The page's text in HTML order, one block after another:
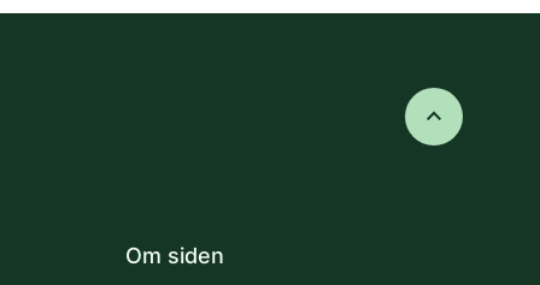
keyboard_arrow_up
Om siden